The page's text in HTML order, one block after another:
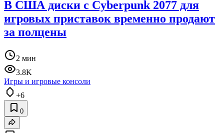
В США диски с Cyberpunk 2077 для
игровых приставок временно продают
за полцены
2 мин
3.8K
Игры и игровые консоли
+6
0